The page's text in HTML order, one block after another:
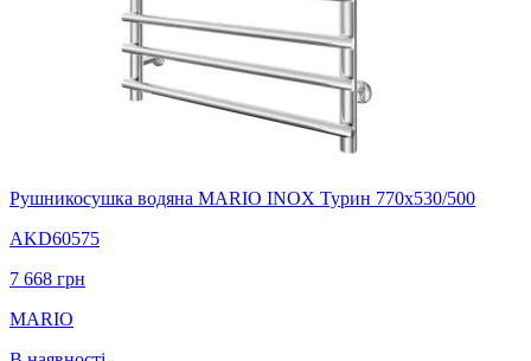
Рушникосушка водяна MARIO INOX Турин 770х530/500
AKD60575
7 668 грн
MARIO